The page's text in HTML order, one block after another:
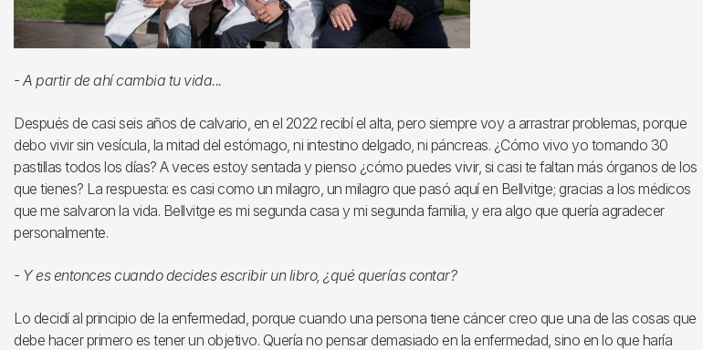
- A partir de ahí cambia tu vida...
Después de casi seis años de calvario, en el 2022 recibí el alta, pero siempre voy a arrastrar problemas, porque
debo vivir sin vesícula, la mitad del estómago, ni intestino delgado, ni páncreas. ¿Cómo vivo yo tomando 30
pastillas todos los días? A veces estoy sentada y pienso ¿cómo puedes vivir, si casi te faltan más órganos de los
que tienes? La respuesta: es casi como un milagro, un milagro que pasó aquí en Bellvitge; gracias a los médicos
que me salvaron la vida. Bellvitge es mi segunda casa y mi segunda familia, y era algo que quería agradecer
personalmente.
- Y es entonces cuando decides escribir un libro, ¿qué querías contar?
Lo decidí al principio de la enfermedad, porque cuando una persona tiene cáncer creo que una de las cosas que
debe hacer primero es tener un objetivo. Quería no pensar demasiado en la enfermedad, sino en lo que haría